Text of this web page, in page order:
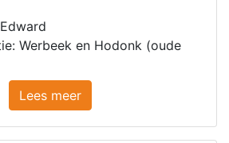
Werbeek en Hodonk (oude
Lees meer